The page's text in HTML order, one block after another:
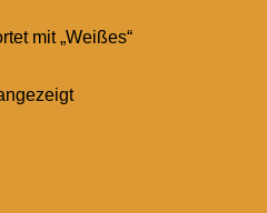
mit „Weißes“
Nach